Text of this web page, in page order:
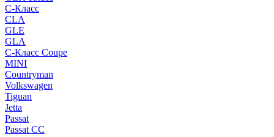
C-Класс
CLA
GLE
GLA
C-Класс Coupe
MINI
Countryman
Volkswagen
Tiguan
Jetta
Passat
Passat CC